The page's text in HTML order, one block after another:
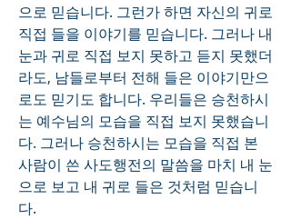
으로 믿습니다. 그런가 하면 자신의 귀로
직접 들을 이야기를 믿습니다. 그러나 내
눈과 귀로 직접 보지 못하고 듣지 못했더
라도, 남들로부터 전해 들은 이야기만으
로도 믿기도 합니다. 우리들은 승천하시
는 예수님의 모습을 직접 보지 못했습니
다. 그러나 승천하시는 모습을 직접 본
사람이 쓴 사도행전의 말씀을 마치 내 눈
으로 보고 내 귀로 들은 것처럼 믿습니
다.